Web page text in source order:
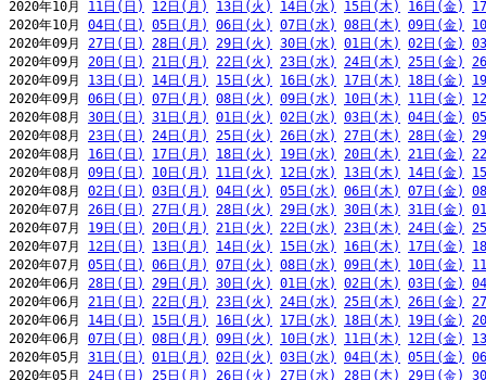
2020年10月 11日(日) 12日(月) 13日(火) 14日(水) 15日(木) 16日(金)
2020年10月 04日(日) 05日(月) 06日(火) 07日(水) 08日(木) 09日(金)
2020年09月 27日(日) 28日(月) 29日(火) 30日(水) 01日(木) 02日(金)
2020年09月 20日(日) 21日(月) 22日(火) 23日(水) 24日(木) 25日(金)
2020年09月 13日(日) 14日(月) 15日(火) 16日(水) 17日(木) 18日(金)
2020年09月 06日(日) 07日(月) 08日(火) 09日(水) 10日(木) 11日(金)
2020年08月 30日(日) 31日(月) 01日(火) 02日(水) 03日(木) 04日(金)
2020年08月 23日(日) 24日(月) 25日(火) 26日(水) 27日(木) 28日(金)
2020年08月 16日(日) 17日(月) 18日(火) 19日(水) 20日(木) 21日(金)
2020年08月 09日(日) 10日(月) 11日(火) 12日(水) 13日(木) 14日(金)
2020年08月 02日(日) 03日(月) 04日(火) 05日(水) 06日(木) 07日(金)
2020年07月 26日(日) 27日(月) 28日(火) 29日(水) 30日(木) 31日(金)
2020年07月 19日(日) 20日(月) 21日(火) 22日(水) 23日(木) 24日(金)
2020年07月 12日(日) 13日(月) 14日(火) 15日(水) 16日(木) 17日(金)
2020年07月 05日(日) 06日(月) 07日(火) 08日(水) 09日(木) 10日(金)
2020年06月 28日(日) 29日(月) 30日(火) 01日(水) 02日(木) 03日(金)
2020年06月 21日(日) 22日(月) 23日(火) 24日(水) 25日(木) 26日(金)
2020年06月 14日(日) 15日(月) 16日(火) 17日(水) 18日(木) 19日(金)
2020年06月 07日(日) 08日(月) 09日(火) 10日(水) 11日(木) 12日(金)
2020年05月 31日(日) 01日(月) 02日(火) 03日(水) 04日(木) 05日(金)
2020年05月 24日(日) 25日(月) 26日(火) 27日(水) 28日(木) 29日(金)